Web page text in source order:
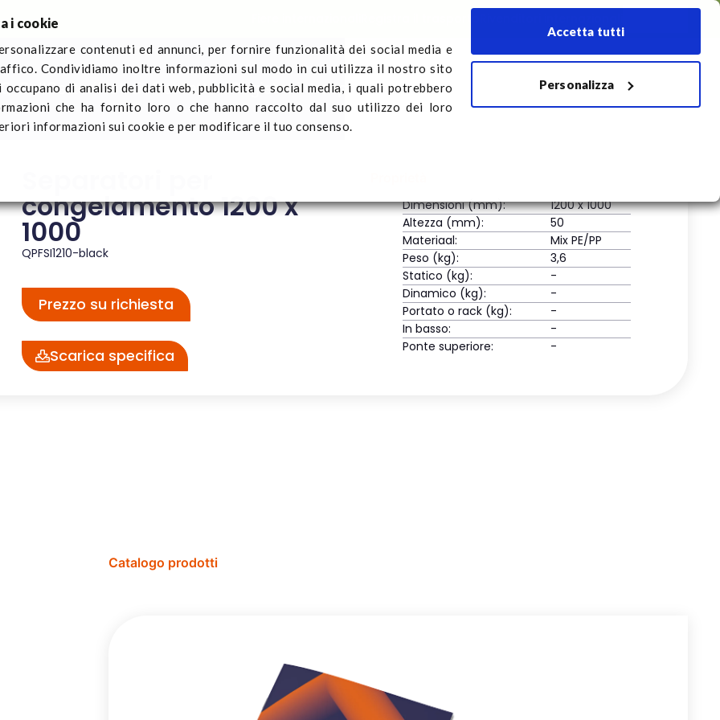
i cookie
contenuti ed annunci, per fornire funzionalità dei social media e
Condividiamo inoltre informazioni sul modo in cui utilizza il nostro sito
di analisi dei dati web, pubblicità e social media, i quali potrebbero
che ha fornito loro o che hanno raccolto dal suo utilizzo dei loro
informazioni sui cookie e per modificare il tuo consenso.
Accetta tutti
Personalizza
PallSettoriNotizieContattaciRegistra il trasporto
Separatori per congelamento 1200 x 1000
congelamento 1200 x
1000
QPFSI1210-black
Prezzo su richiesta
Scarica specifica
Dimensioni (mm):
1200 x 1000
Altezza (mm):
50
Materiaal:
Mix PE/PP
Peso (kg):
3,6
Statico (kg):
-
Dinamico (kg):
-
Portato o rack (kg):
-
In basso:
-
Ponte superiore:
-
Catalogo prodotti